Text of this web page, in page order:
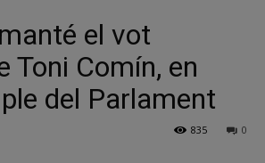
el vot
Toni Comín, en
del Parlament
0
835